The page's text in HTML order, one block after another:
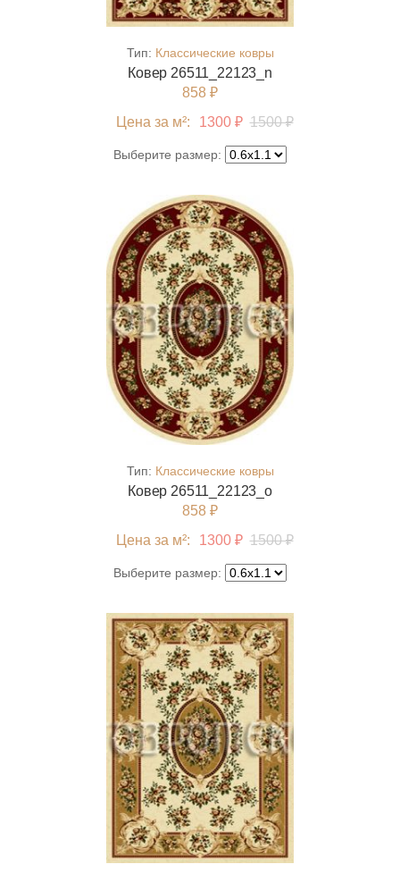
Тип: Классические ковры
Ковер 26511_22123_n
858 ₽
Цена за м²:
1300 ₽ 1500 ₽
Выберите размер:
Тип: Классические ковры
Ковер 26511_22123_o
858 ₽
Цена за м²:
1300 ₽ 1500 ₽
Выберите размер: